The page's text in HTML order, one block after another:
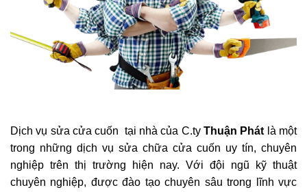
Dịch vụ sửa cửa cuốn tại nhà của C.tyThuận Phát là một
trong những dịch vụ sửa chữa cửa cuốn uy tín, chuyên
nghiệp trên thị trường hiện nay. Với đội ngũ kỹ thuật
chuyên nghiệp, được đào tạo chuyên sâu trong lĩnh vực